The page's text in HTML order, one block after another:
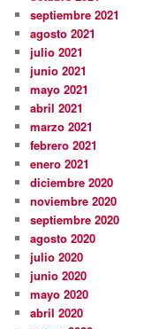
septiembre 2021
agosto 2021
julio 2021
junio 2021
mayo 2021
abril 2021
marzo 2021
febrero 2021
enero 2021
diciembre 2020
noviembre 2020
septiembre 2020
agosto 2020
julio 2020
junio 2020
mayo 2020
abril 2020